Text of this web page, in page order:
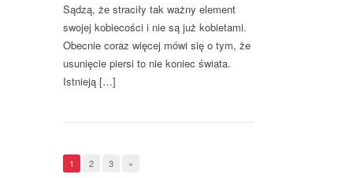
Sądzą, że straciły tak ważny element
swojej kobiecości i nie są już kobietami.
Obecnie coraz więcej mówi się o tym, że
usunięcie piersi to nie koniec świata.
Istnieją […]
1 2 3 »